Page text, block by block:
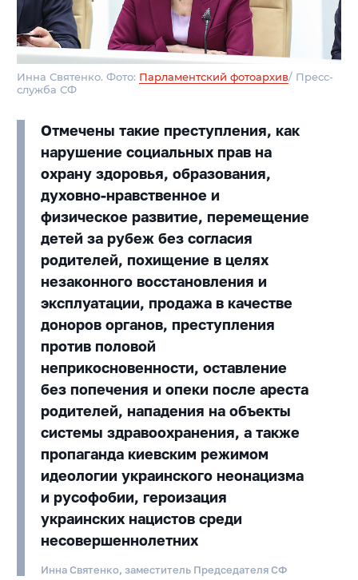
Инна Святенко. Фото: Парламентский фотоархив/ Пресс-
служба СФ
Отмечены такие преступления, как
нарушение социальных прав на
охрану здоровья, образования,
духовно-нравственное и
физическое развитие, перемещение
детей за рубеж без согласия
родителей, похищение в целях
незаконного восстановления и
эксплуатации, продажа в качестве
доноров органов, преступления
против половой
неприкосновенности, оставление
без попечения и опеки после ареста
родителей, нападения на объекты
системы здравоохранения, а также
пропаганда киевским режимом
идеологии украинского неонацизма
и русофобии, героизация
украинских нацистов среди
несовершеннолетних
Инна Святенко, заместитель Председателя СФ